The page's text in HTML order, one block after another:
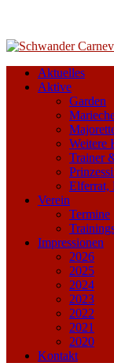
Aktuelles
Aktive
Garden
Weitere
Trainer
Elferrat,
Verein
Termine
Impressionen
2026
2025
2024
2023
2022
2021
2020
Kontakt